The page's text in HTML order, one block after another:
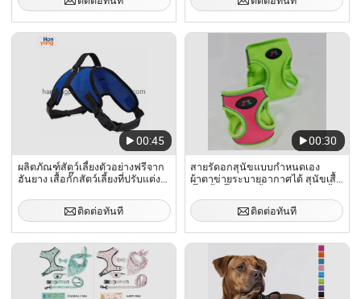
00:45
ผลิตภัณฑ์สัตว์เลี้ยงตัวอย่างฟรีจาก
ฮันยาง เสื้อกั๊กสัตว์เลี้ยงที่ปรับแต่ง
ที่ไม่ดึง สายรัดสุนัขที่ปรับแต่งได้
ติดต่อทันที
00:30
สายรัดอกสุนัขแบบกำหนดเอง
ผ้าตาข่ายระบายอากาศได้ สุนัขเสื้อ
สายรัดอกสุนัข
ติดต่อทันที